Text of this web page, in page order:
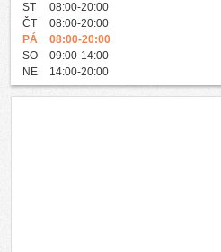
ST
08:00-20:00
ČT
08:00-20:00
PÁ
08:00-20:00
SO
09:00-14:00
NE
14:00-20:00